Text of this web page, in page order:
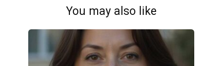
You may also like